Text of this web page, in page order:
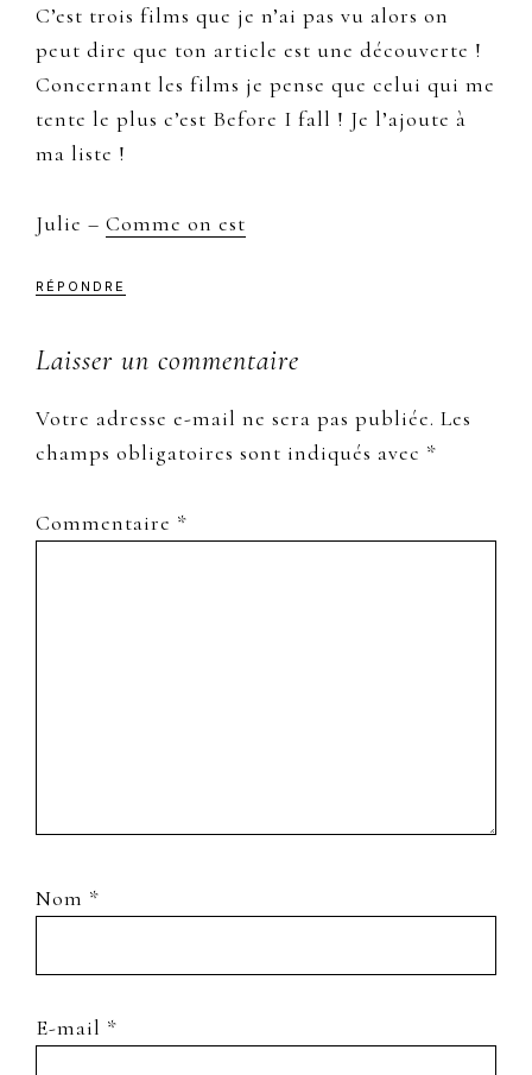
C’est trois films que je n’ai pas vu alors on
peut dire que ton article est une découverte !
Concernant les films je pense que celui qui me
tente le plus c’est Before I fall ! Je l’ajoute à
ma liste !
Julie – Comme on est
RÉPONDRE
Laisser un commentaire
Votre adresse e-mail ne sera pas publiée. Les
champs obligatoires sont indiqués avec *
Commentaire *
Nom *
E-mail *